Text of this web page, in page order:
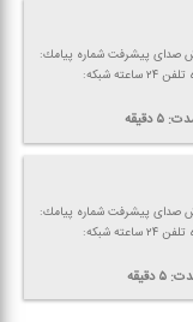
صدای پیشرفت شماره پیامك:
۹۸۳۰۰۰۰۳۶۳۷+ شماره تلفن ۲۴ ساعته شبكه:
۵دقیقه
صدای پیشرفت شماره پیامك:
۹۸۳۰۰۰۰۳۶۳۷+ شماره تلفن ۲۴ ساعته شبكه:
۵دقیقه